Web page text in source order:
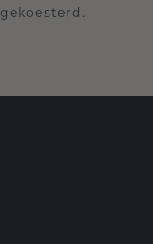
gekoesterd.